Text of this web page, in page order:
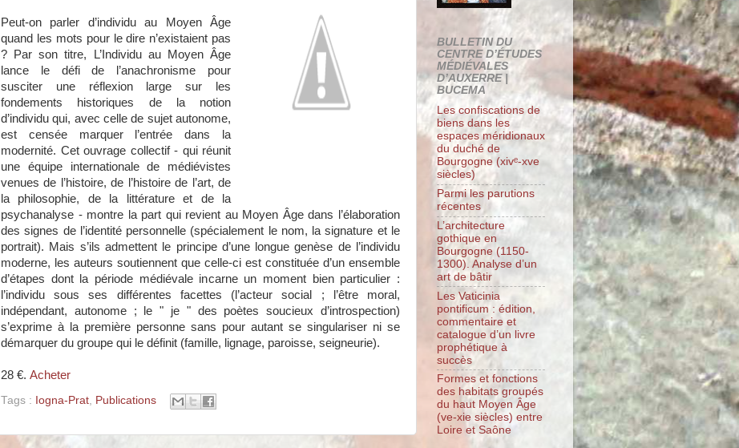
Peut-on parler d’individu au Moyen Âge
quand les mots pour le dire n’existaient pas
? Par son titre, L’Individu au Moyen Âge
lance le défi de l’anachronisme pour
susciter une réflexion large sur les
fondements historiques de la notion
d’individu qui, avec celle de sujet autonome,
est censée marquer l’entrée dans la
modernité. Cet ouvrage collectif - qui réunit
une équipe internationale de médiévistes
venues de l’histoire, de l’histoire de l’art, de
la philosophie, de la littérature et de la
psychanalyse - montre la part qui revient au Moyen Âge dans l’élaboration
des signes de l’identité personnelle (spécialement le nom, la signature et le
portrait). Mais s’ils admettent le principe d’une longue genèse de l’individu
moderne, les auteurs soutiennent que celle-ci est constituée d’un ensemble
d’étapes dont la période médiévale incarne un moment bien particulier :
l’individu sous ses différentes facettes (l’acteur social ; l’être moral,
indépendant, autonome ; le " je " des poètes soucieux d’introspection)
s’exprime à la première personne sans pour autant se singulariser ni se
démarquer du groupe qui le définit (famille, lignage, paroisse, seigneurie).
28 €. Acheter
Tags : Iogna-Prat, Publications
BULLETIN DU
CENTRE D’ÉTUDES
MÉDIÉVALES
D’AUXERRE |
BUCEMA
Les confiscations de
biens dans les
espaces méridionaux
du duché de
Bourgogne (xivᵉ-xve
siècles)
Parmi les parutions
récentes
L’architecture
gothique en
Bourgogne (1150-
1300). Analyse d’un
art de bâtir
Les Vaticinia
pontificum : édition,
commentaire et
catalogue d’un livre
prophétique à
succès
Formes et fonctions
des habitats groupés
du haut Moyen Âge
(ve-xie siècles) entre
Loire et Saône